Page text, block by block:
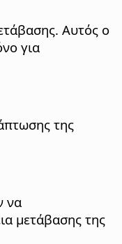
Αυτός ο
για
της
να
μετάβασης της